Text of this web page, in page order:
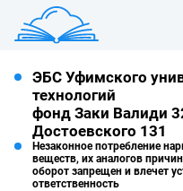
ЭБС Уфимского
технологий
фонд Заки Валиди
Достоевского 131
Незаконное потребление
веществ, их аналогов
оборот запрещен и влечет
ответственность